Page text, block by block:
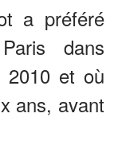
a préféré
dans
2010 et où
ans, avant